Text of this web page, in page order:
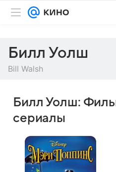
Билл Уолш
Bill Walsh
Билл Уолш:
сериалы